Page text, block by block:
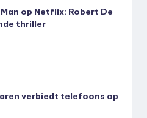
op Netflix: Robert De
thriller
verbiedt telefoons op